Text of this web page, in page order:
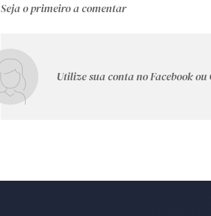
Seja o primeiro a comentar
Utilize sua conta no Facebook